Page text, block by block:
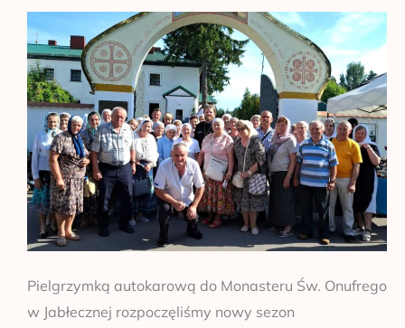
Pielgrzymką autokarową do Monasteru Św. Onufrego
w Jabłecznej rozpoczęliśmy nowy sezon
Monasteru
w
Jabłecznej